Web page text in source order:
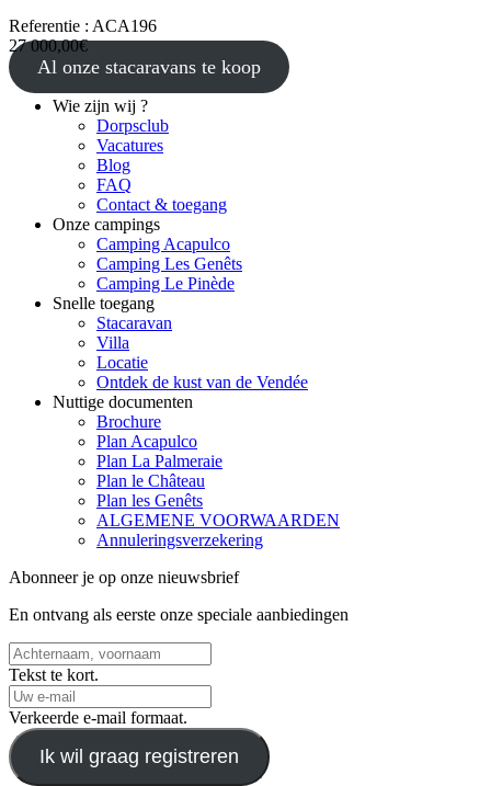
Referentie : ACA196
27 000,00€
Al onze stacaravans te koop
Wie zijn wij ?
Dorpsclub
Vacatures
Blog
FAQ
Contact & toegang
Onze campings
Camping Acapulco
Camping Les Genêts
Camping Le Pinède
Snelle toegang
Stacaravan
Villa
Locatie
Ontdek de kust van de Vendée
Nuttige documenten
Brochure
Plan Acapulco
Plan La Palmeraie
Plan le Château
Plan les Genêts
ALGEMENE VOORWAARDEN
Annuleringsverzekering
Abonneer je op onze nieuwsbrief
En ontvang als eerste onze speciale aanbiedingen
Tekst te kort.
Verkeerde e-mail formaat.
Ik wil graag registreren